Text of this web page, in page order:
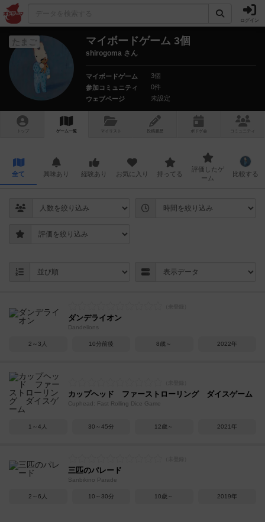
ログイン
たまご マイボードゲーム 3個
shirogoma さん
マイボードゲーム
3個
参加コミュニティ
0件
ウェブページ
未設定
トップ ゲーム一覧 マイリスト 投稿履歴 ボ ドゲ コミュニティ
全て 興味あり 経験あり お気に入り 持ってる
評価したゲ
ーム
比較する
ダンデライオン
Dandelions
2～3人 10分前後 8歳～ 2022年
カップヘッド ファーストローリング ダイスゲーム
Cuphead: Fast Rolling Dice Game
1～4人 30～45分 12歳～ 2021年
三匹のパレード
Sanbikino Parade
2～6人 10～30分 10歳～ 2019年